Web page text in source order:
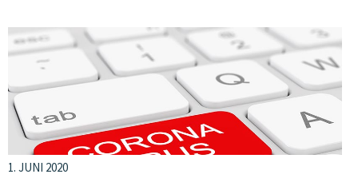
1. JUNI 2020